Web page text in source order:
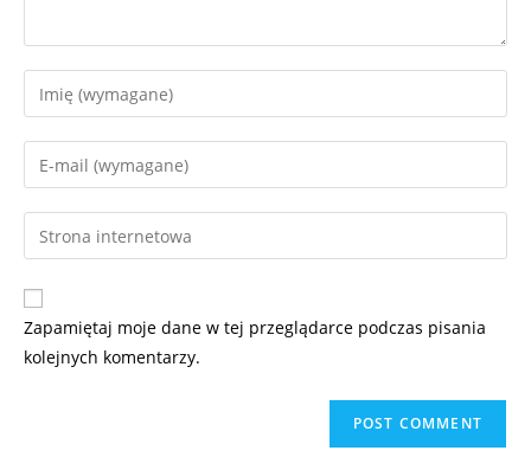
Zapamiętaj moje dane w tej przeglądarce podczas pisania
kolejnych komentarzy.